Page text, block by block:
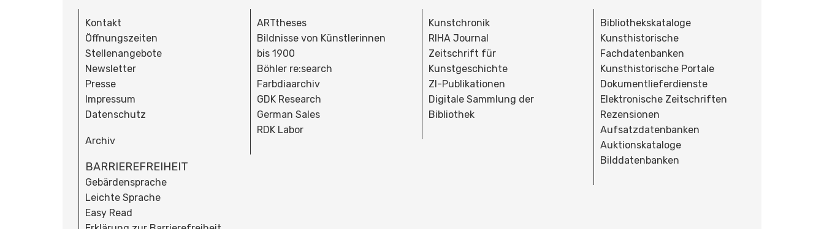
Kontakt
Öffnungszeiten
Stellenangebote
Newsletter
Presse
Impressum
Datenschutz
Archiv
BARRIEREFREIHEIT
Gebärdensprache
Leichte Sprache
Easy Read
ARTtheses
Bildnisse von Künstlerinnen
bis 1900
Böhler re:search
Farbdiaarchiv
GDK Research
German Sales
RDK Labor
Kunstchronik
RIHA Journal
Zeitschrift für
Kunstgeschichte
ZI-Publikationen
Digitale Sammlung der
Bibliothek
Bibliothekskataloge
Kunsthistorische
Fachdatenbanken
Kunsthistorische Portale
Dokumentlieferdienste
Elektronische Zeitschriften
Rezensionen
Aufsatzdatenbanken
Auktionskataloge
Bilddatenbanken